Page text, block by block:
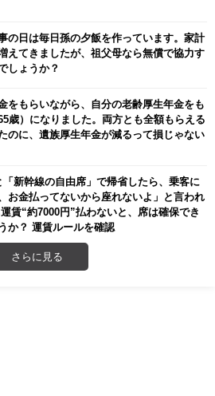
の日は毎日孫の夕飯を作っています。家計
えてきましたが、祖父母なら無償で協力す
しょうか？
をもらいながら、自分の老齢厚生年金をも
歳）になりました。両方とも全額もらえる
のに、遺族厚生年金が減るって損じゃない
「新幹線の自由席」で帰省したら、乗客に
お金払ってないから座れないよ」と言われ
賃“約7000円”払わないと、席は確保でき
か？ 運賃ルールを確認
さらに見る